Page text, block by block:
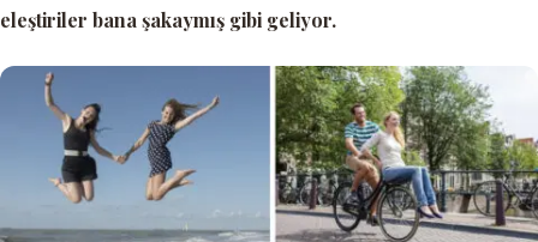
eleştiriler bana şakaymış gibi geliyor.